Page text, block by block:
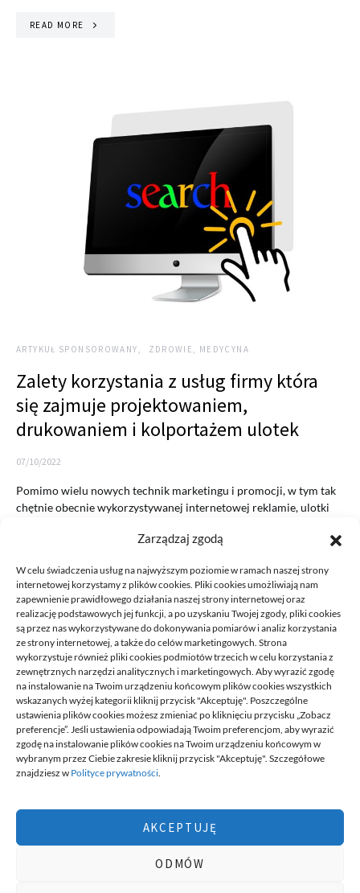
Zarządzaj zgodą
W celu świadczenia usług na najwyższym poziomie w ramach naszej strony
internetowej korzystamy z plików cookies. Pliki cookies umożliwiają nam
zapewnienie prawidłowego działania naszej strony internetowej oraz
realizację podstawowych jej funkcji, a po uzyskaniu Twojej zgody, pliki cookies
są przez nas wykorzystywane do dokonywania pomiarów i analiz korzystania
ze strony internetowej, a także do celów marketingowych. Strona
wykorzystuje również pliki cookies podmiotów trzecich w celu korzystania z
zewnętrznych narzędzi analitycznych i marketingowych. Aby wyrazić zgodę
na instalowanie na Twoim urządzeniu końcowym plików cookies wszystkich
wskazanych wyżej kategorii kliknij przycisk "Akceptuję". Poszczególne
ustawienia plików cookies możesz zmieniać po kliknięciu przycisku „Zobacz
preferencje”. Jeśli ustawienia odpowiadają Twoim preferencjom, aby wyrazić
zgodę na instalowanie plików cookies na Twoim urządzeniu końcowym w
wybranym przez Ciebie zakresie kliknij przycisk "Akceptuję". Szczegółowe
znajdziesz w Polityce prywatności.
AKCEPTUJĘ
ODMÓW
READ MORE
ARTYKUŁ SPONSOROWANY ZDROWIE, MEDYCYNA
Zalety korzystania z usług firmy która
się zajmuje projektowaniem,
drukowaniem i kolportażem ulotek
07/10/2022
Pomimo wielu nowych technik marketingu i promocji, w tym tak
chętnie obecnie wykorzystywanej internetowej reklamie, ulotki
READ MORE
DECA /
Deca
to miejsce stworzone dla ludzi takich jak ty, miejsce, gdzie
możesz znaleźć wiele ciekawych informacji, na różne tematy,
informacji podzielonych na tematyczne kategorie. Dołącz do naszej
innymi ten serwis.
Chcesz do nas dołączyć, pisać teksty i dzielić się swoją wiedzą?
wizytówki nap